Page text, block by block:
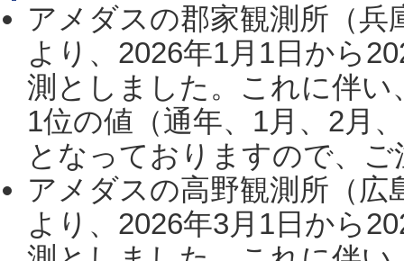
アメダスの郡家観測所（
より、2026年1月1日から
測としました。これに伴い
1位の値（通年、1月、2月
となっておりますので、
アメダスの高野観測所（
より、2026年3月1日から